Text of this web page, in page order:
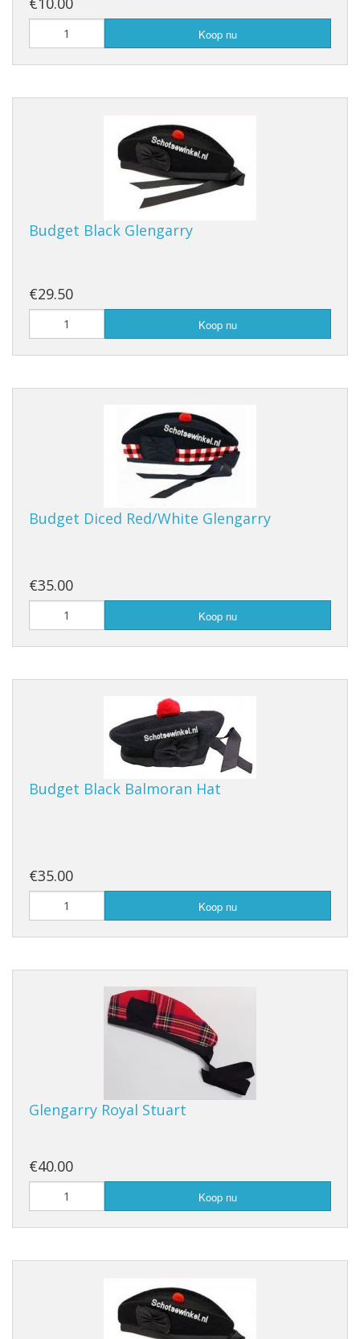
Koop nu
Budget Black Glengarry
€29.50
Koop nu
Budget Diced Red/White Glengarry
€35.00
Koop nu
Budget Black Balmoran Hat
€35.00
Koop nu
Glengarry Royal Stuart
€40.00
Koop nu